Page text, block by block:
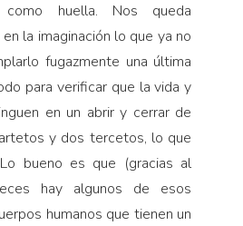
huella. Nos queda
la imaginación lo que ya no
fugazmente una última
para verificar que la vida y
en un abrir y cerrar de
y dos tercetos, lo que
bueno es que (gracias al
hay algunos de esos
humanos que tienen un